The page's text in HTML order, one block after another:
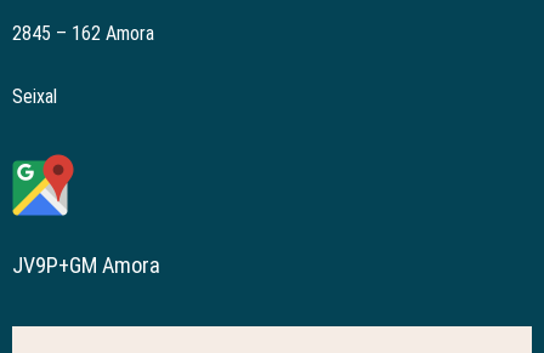
2845 – 162 Amora
Seixal
JV9P+GM Amora